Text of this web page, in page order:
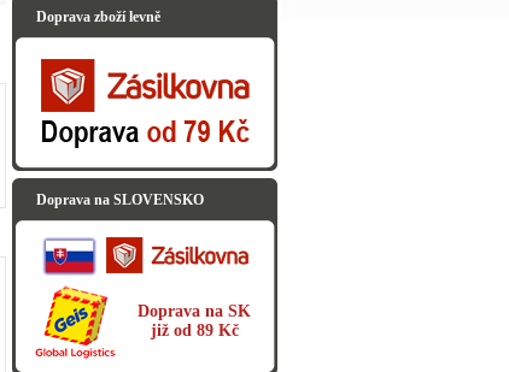
Doprava zboží levně
Doprava na SLOVENSKO
Doprava na SK
již od 89 Kč